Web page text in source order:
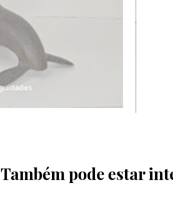
Também pode estar